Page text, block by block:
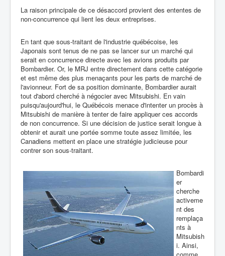
La raison principale de ce désaccord provient des ententes de
non-concurrence qui lient les deux entreprises.
En tant que sous-traitant de l'industrie québécoise, les
Japonais sont tenus de ne pas se lancer sur un marché qui
serait en concurrence directe avec les avions produits par
Bombardier. Or, le MRJ entre directement dans cette catégorie
et est même des plus menaçants pour les parts de marché de
l'avionneur. Fort de sa position dominante, Bombardier aurait
tout d'abord cherché à négocier avec Mitsubishi. En vain
puisqu'aujourd'hui, le Québécois menace d'intenter un procès à
Mitsubishi de manière à tenter de faire appliquer ces accords
de non concurrence. Si une décision de justice serait longue à
obtenir et aurait une portée somme toute assez limitée, les
Canadiens mettent en place une stratégie judicieuse pour
contrer son sous-traitant.
Bombardi
er
cherche
activeme
nt des
remplaça
nts à
Mitsubish
i. Ainsi,